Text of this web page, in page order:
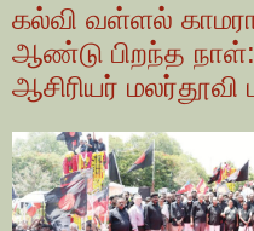
கல்வி வள்ளல்
ஆண்டு பிறந்த
ஆசிரியர் மலர்தூவி